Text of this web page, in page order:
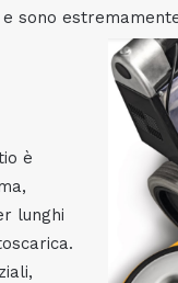
sono
è
lunghi